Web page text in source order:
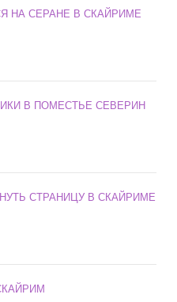
НА СЕРАНЕ В СКАЙРИМЕ
В ПОМЕСТЬЕ СЕВЕРИН
СТРАНИЦУ В СКАЙРИМЕ